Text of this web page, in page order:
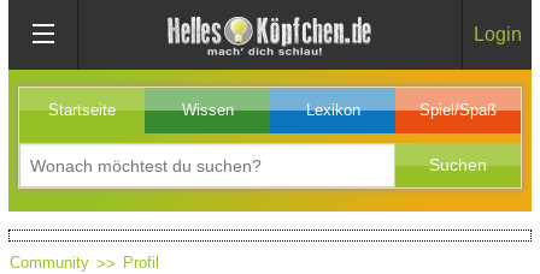
Login
Startseite Wissen Lexikon Spiel/Spaß
Community Profil